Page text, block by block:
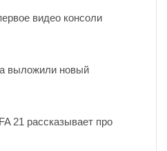
видео консоли
выложили новый
21 рассказывает про